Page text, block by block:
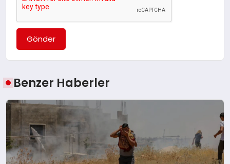
Gönder
Benzer Haberler